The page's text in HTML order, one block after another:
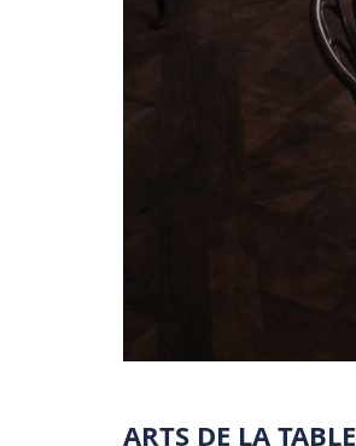
ARTS DE LA TABLE